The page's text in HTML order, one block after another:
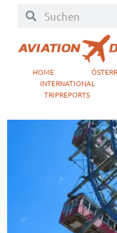
HOME
INTERNATIONAL
TRIPREPORTS